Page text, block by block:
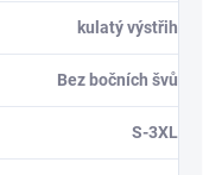
kulatý výstřih
Bez bočních švů
S-3XL